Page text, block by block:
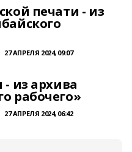
печати - из
27 АПРЕЛЯ 2024, 09:07
из архива
рабочего»
27 АПРЕЛЯ 2024, 06:42